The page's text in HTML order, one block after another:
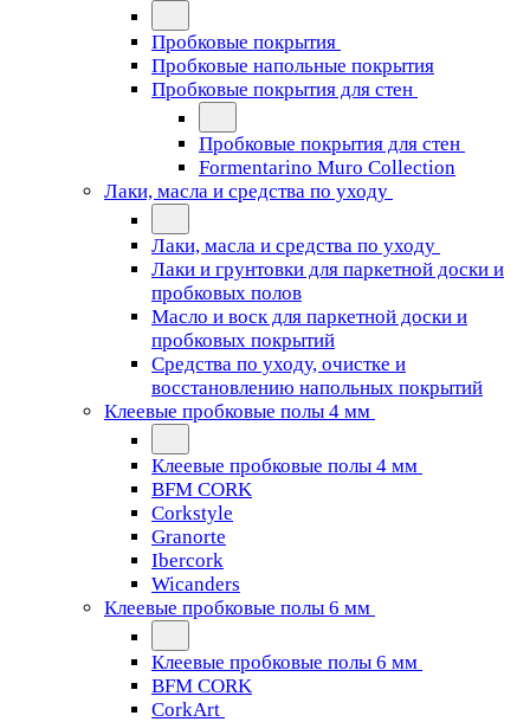
Пробковые покрытия
Пробковые напольные покрытия
Пробковые покрытия для стен
Пробковые покрытия для стен
Formentarino Muro Collection
Лаки, масла и средства по уходу
Лаки, масла и средства по уходу
Лаки и грунтовки для паркетной доски и
пробковых полов
Масло и воск для паркетной доски и
пробковых покрытий
Средства по уходу, очистке и
восстановлению напольных покрытий
Клеевые пробковые полы 4 мм
Клеевые пробковые полы 4 мм
BFM CORK
Corkstyle
Granorte
Ibercork
Wicanders
Клеевые пробковые полы 6 мм
Клеевые пробковые полы 6 мм
BFM CORK
CorkArt